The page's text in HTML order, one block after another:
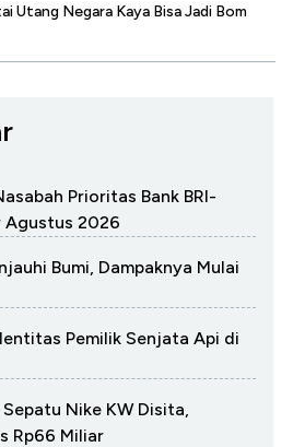
Utang Negara Kaya Bisa Jadi Bom
Prioritas Bank BRI-
Agustus 2026
Bumi, Dampaknya Mulai
Pemilik Senjata Api di
Nike KW Disita,
Rp66 Miliar